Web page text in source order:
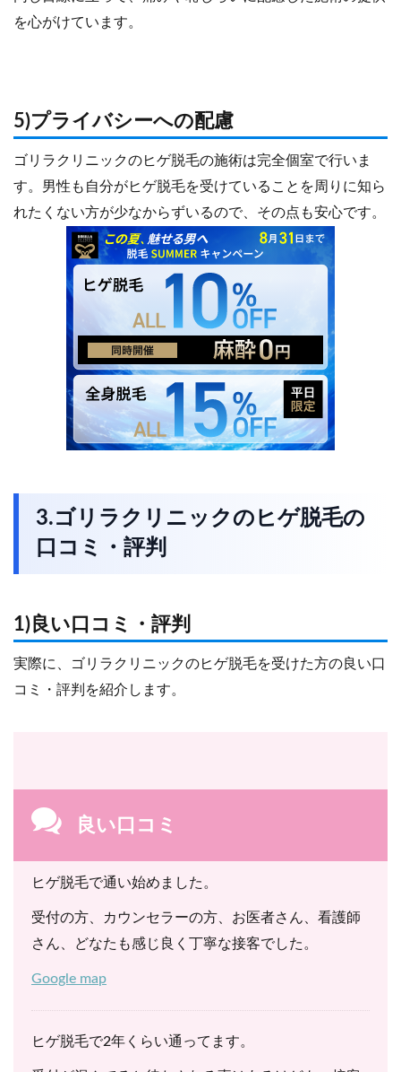
を⼼がけています。
5)プライバシーへの配慮
ゴリラクリニックのヒゲ脱毛の施術は完全個室で行いま
す。男性も自分がヒゲ脱毛を受けていることを周りに知ら
れたくない方が少なからずいるので、その点も安心です。
3.ゴリラクリニックのヒゲ脱毛の
口コミ・評判
1)良い口コミ・評判
実際に、ゴリラクリニックのヒゲ脱毛を受けた方の良い口
コミ・評判を紹介します。
良い口コミ
ヒゲ脱毛で通い始めました。
受付の方、カウンセラーの方、お医者さん、看護師
さん、どなたも感じ良く丁寧な接客でした。
Google map
ヒゲ脱毛で2年くらい通ってます。